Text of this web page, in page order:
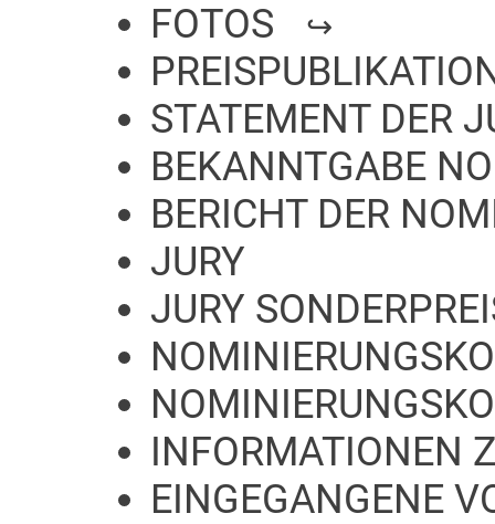
FOTOS
STATEMENT DER
BEKANNTGABE
BERICHT DER
JURY
JURY
INFORMATIONEN
EINGEGANGENE